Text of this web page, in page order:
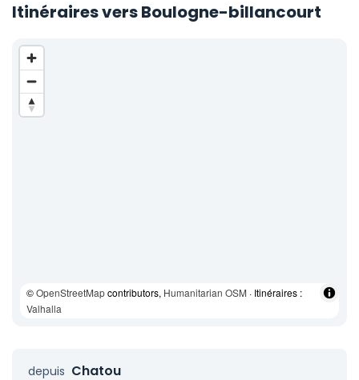
Itinéraires vers Boulogne-billancourt
©OpenStreetMapcontributors, Humanitarian OSM · Itinéraires :
Valhalla
depuis Chatou